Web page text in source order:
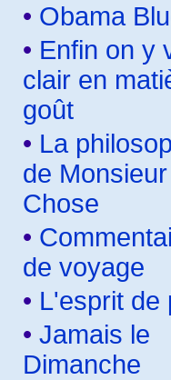
• Obama
• Enfin on y
clair en
goût
• La
de Monsieur
Chose
•
de voyage
• L'esprit de
• Jamais le
Dimanche